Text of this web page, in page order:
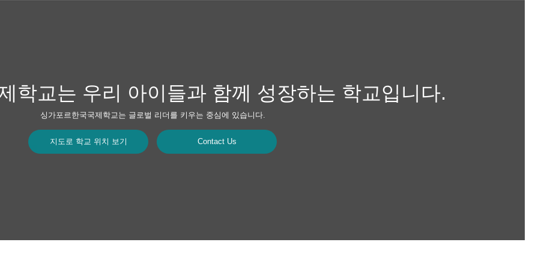
학교는 우리 아이들과 함께 성장하는 학교입니다.
싱가포르한국국제학교는 글로벌 리더를 키우는 중심에 있습니다.
지도로 학교 위치 보기 Contact Us